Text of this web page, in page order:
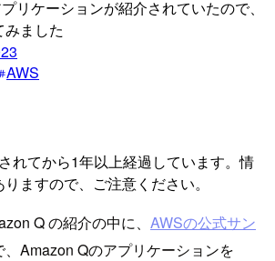
リケーションが紹介されていたので、
ました
AWS
れてから1年以上経過しています。情
ますので、ご注意ください。
Q の紹介の中に、 AWSの公式サン
、Amazon Qのアプリケーションを